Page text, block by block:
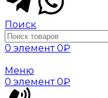
Поиск
0 элемент 0₽
Меню
0 элемент 0₽